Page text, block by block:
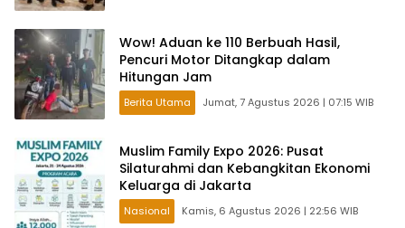
Wow! Aduan ke 110 Berbuah Hasil,
Pencuri Motor Ditangkap dalam
Hitungan Jam
Berita Utama Jumat, 7 Agustus 2026 | 07:15 WIB
Muslim Family Expo 2026: Pusat
Silaturahmi dan Kebangkitan Ekonomi
Keluarga di Jakarta
Nasional Kamis, 6 Agustus 2026 | 22:56 WIB